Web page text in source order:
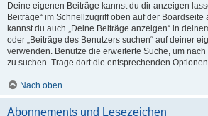
Deine eigenen Beiträge kannst du dir anzeigen
Beiträge“ im Schnellzugriff oben auf der Boardseite
kannst du auch „Deine Beiträge anzeigen“ in
oder „Beiträge des Benutzers suchen“ auf deiner
verwenden. Benutze die erweiterte Suche, um
zu suchen. Trage dort die entsprechenden
Nach oben
Abonnements und Lesezeichen